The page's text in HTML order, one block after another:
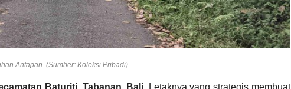
Antapan. (Sumber: Koleksi Pribadi)